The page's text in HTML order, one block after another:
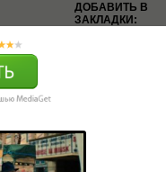
ДОБАВИТЬ В
ЗАКЛАДКИ: